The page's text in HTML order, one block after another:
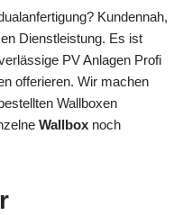
Kundennah,
Dienstleistung. Es ist
PV Anlagen Profi
offerieren. Wir machen
Wallboxen
Wallbox noch